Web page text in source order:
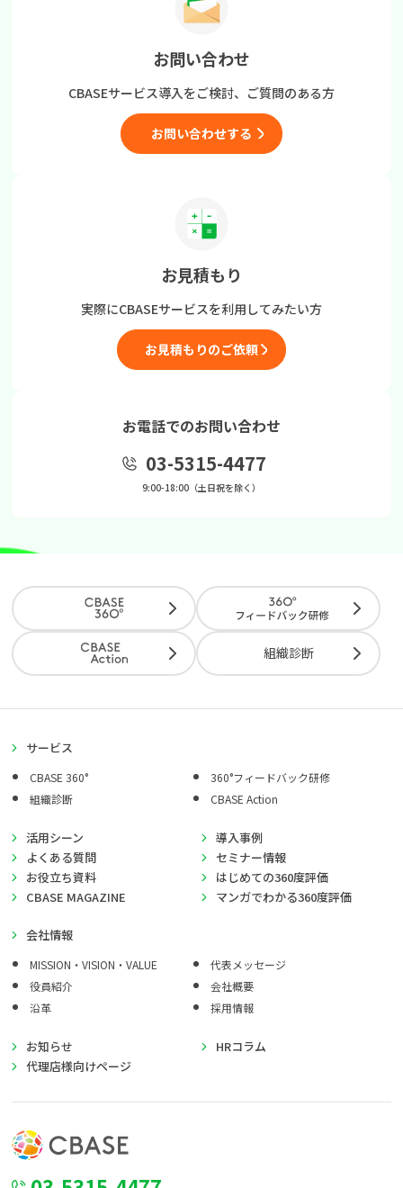
お問い合わせ
CBASEサービス導入をご検討、 ご質問のある方
お問い合わせする
お見積もり
実際にCBASEサービスを利用してみたい方
お見積もりのご依頼
お電話でのお問い合わせ
03-5315-4477
9:00-18:00（土日祝を除く）
組織診断
サービス
CBASE 360°
360°フィードバック研修
組織診断
CBASE Action
活用シーン
導入事例
よくある質問
セミナー情報
お役立ち資料
はじめての360度評価
CBASE MAGAZINE
マンガでわかる360度評価
会社情報
MISSION・VISION・VALUE
代表メッセージ
役員紹介
会社概要
沿革
採用情報
お知らせ
HRコラム
代理店様向けページ